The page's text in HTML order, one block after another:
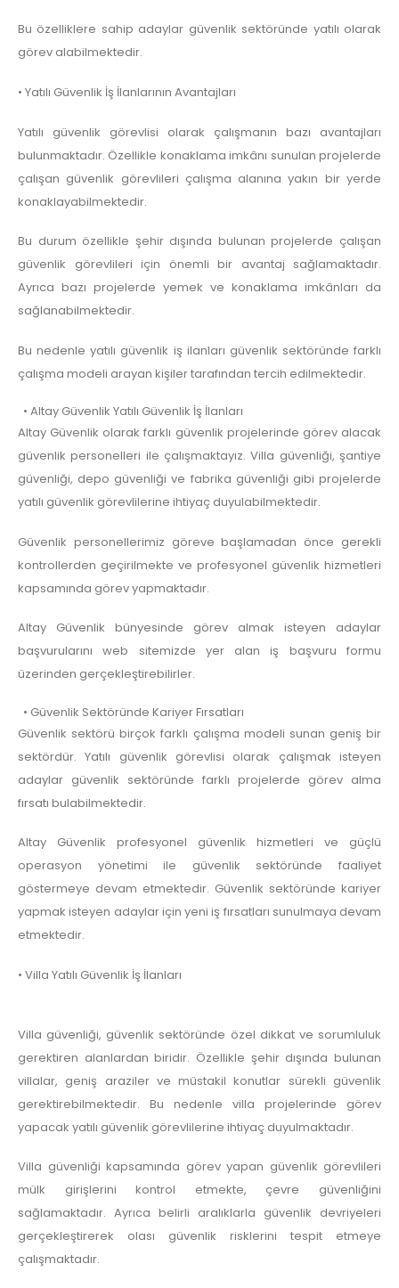
Bu özelliklere sahip adaylar güvenlik sektöründe yatılı olarak
görev alabilmektedir.
• Yatılı Güvenlik İş İlanlarının Avantajları
Yatılı güvenlik görevlisi olarak çalışmanın bazı avantajları
bulunmaktadır. Özellikle konaklama imkânı sunulan projelerde
çalışan güvenlik görevlileri çalışma alanına yakın bir yerde
konaklayabilmektedir.
Bu durum özellikle şehir dışında bulunan projelerde çalışan
güvenlik görevlileri için önemli bir avantaj sağlamaktadır.
Ayrıca bazı projelerde yemek ve konaklama imkânları da
sağlanabilmektedir.
Bu nedenle yatılı güvenlik iş ilanları güvenlik sektöründe farklı
çalışma modeli arayan kişiler tarafından tercih edilmektedir.
• Altay Güvenlik Yatılı Güvenlik İş İlanları
Altay Güvenlik olarak farklı güvenlik projelerinde görev alacak
güvenlik personelleri ile çalışmaktayız. Villa güvenliği, şantiye
güvenliği, depo güvenliği ve fabrika güvenliği gibi projelerde
yatılı güvenlik görevlilerine ihtiyaç duyulabilmektedir.
Güvenlik personellerimiz göreve başlamadan önce gerekli
kontrollerden geçirilmekte ve profesyonel güvenlik hizmetleri
kapsamında görev yapmaktadır.
Altay Güvenlik bünyesinde görev almak isteyen adaylar
başvurularını web sitemizde yer alan iş başvuru formu
üzerinden gerçekleştirebilirler.
• Güvenlik Sektöründe Kariyer Fırsatları
Güvenlik sektörü birçok farklı çalışma modeli sunan geniş bir
sektördür. Yatılı güvenlik görevlisi olarak çalışmak isteyen
adaylar güvenlik sektöründe farklı projelerde görev alma
fırsatı bulabilmektedir.
Altay Güvenlik profesyonel güvenlik hizmetleri ve güçlü
operasyon yönetimi ile güvenlik sektöründe faaliyet
göstermeye devam etmektedir. Güvenlik sektöründe kariyer
yapmak isteyen adaylar için yeni iş fırsatları sunulmaya devam
etmektedir.
• Villa Yatılı Güvenlik İş İlanları
Villa güvenliği, güvenlik sektöründe özel dikkat ve sorumluluk
gerektiren alanlardan biridir. Özellikle şehir dışında bulunan
villalar, geniş araziler ve müstakil konutlar sürekli güvenlik
gerektirebilmektedir. Bu nedenle villa projelerinde görev
yapacak yatılı güvenlik görevlilerine ihtiyaç duyulmaktadır.
Villa güvenliği kapsamında görev yapan güvenlik görevlileri
mülk girişlerini kontrol etmekte, çevre güvenliğini
sağlamaktadır. Ayrıca belirli aralıklarla güvenlik devriyeleri
gerçekleştirerek olası güvenlik risklerini tespit etmeye
çalışmaktadır.